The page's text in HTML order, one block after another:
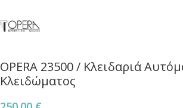
OPERA 23500 / Κλειδαριά
Κλειδώματος